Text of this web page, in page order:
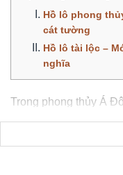
Hồ lô phong
cát tường
Hồ lô tài lộc –
nghĩa
Trong phong thủy Á
chỉ dừng lại ở ý nghĩa